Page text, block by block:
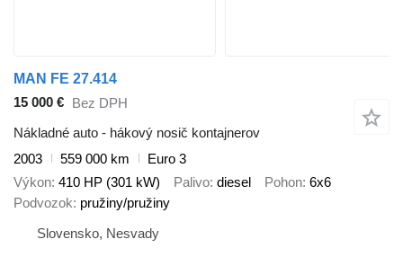
MAN FE 27.414
15 000 € Bez DPH
Nákladné auto - hákový nosič kontajnerov
2003
559 000 km
Euro 3
Výkon 410 HP (301 kW) Palivo diesel Pohon 6x6
Podvozok pružiny/pružiny
Slovensko, Nesvady